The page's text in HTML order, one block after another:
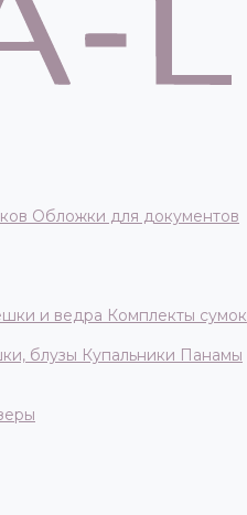
Обложки для документов
и ведра Комплекты сумок
блузы Купальники Панамы